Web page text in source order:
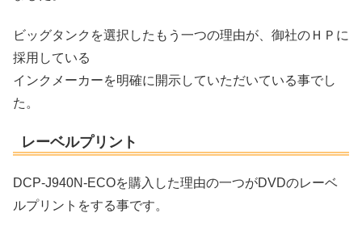
ビッグタンクを選択したもう一つの理由が、御社のＨＰに
採用している
インクメーカーを明確に開示していただいている事でし
た。
レーベルプリント
DCP-J940N-ECOを購入した理由の一つがDVDのレーベ
ルプリントをする事です。